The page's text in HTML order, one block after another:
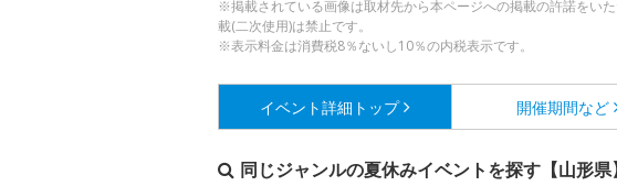
※掲載されている画像は取材先から本ページへの掲載の許諾をい
載(二次使用)は禁止です。
※表示料金は消費税8％ないし10％の内税表示です。
イベント詳細 トップ 開催期間など
同じジャンルの夏休みイベントを探す【山形県】